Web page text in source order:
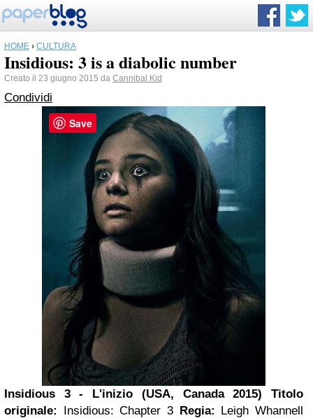
HOME › CULTURA
Insidious: 3 is a diabolic number
Creato il 23 giugno 2015 da Cannibal Kid
Condividi
Insidious 3 - L'inizio (USA, Canada 2015)
Titolo
originale:
Insidious: Chapter 3 Regia: Leigh Whannell
Save